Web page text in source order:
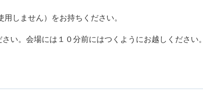
しません）をお持ちください。
い。会場には１０分前にはつくようにお越しください。